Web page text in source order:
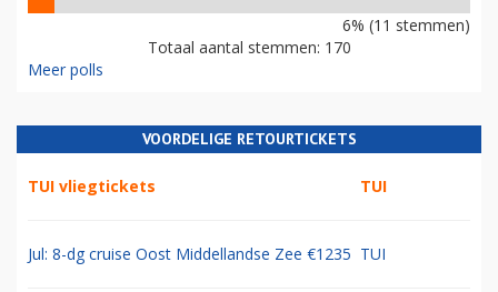
6% (11 stemmen)
Totaal aantal stemmen: 170
Meer polls
VOORDELIGE RETOURTICKETS
TUI vliegtickets TUI
Jul: 8-dg cruise Oost Middellandse Zee €1235 TUI